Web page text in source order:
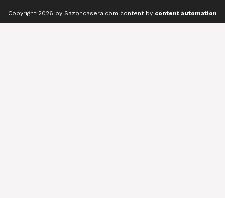
Copyright 2026 by Sazoncasera.com content by content automation